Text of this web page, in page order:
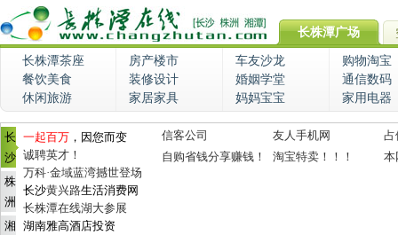
长株潭广场
长株潭茶座 房产楼市 车友沙龙
购物淘宝
餐饮美食
装修设计 婚姻学堂
通信数码
休闲旅游
家居家具 妈妈宝宝 家用电器
长
沙
株
洲
湘
一起百万 ，因您而变
诚聘英才！
万科·金域蓝湾撼世登场
长沙黄兴路生活消费网
长株潭在线湖大参展
湖南雅高酒店投资
信客公司 友人手机网
占
自购省钱分享赚钱！
淘宝特卖！！！ 本